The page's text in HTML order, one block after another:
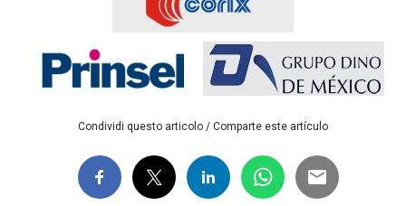
Condividi questo articolo / Comparte este artículo